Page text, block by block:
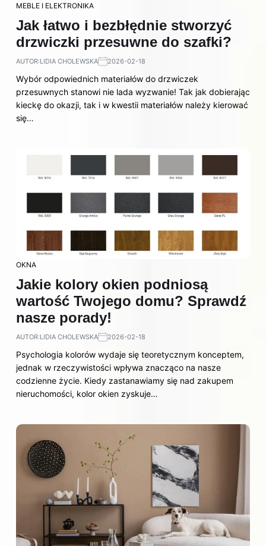
MEBLE I ELEKTRONIKA
Jak łatwo i bezbłędnie stworzyć
drzwiczki przesuwne do szafki?
AUTOR:LIDIA CHOLEWSKA 2026-02-18
Wybór odpowiednich materiałów do drzwiczek
przesuwnych stanowi nie lada wyzwanie! Tak jak dobierając
kieckę do okazji, tak i w kwestii materiałów należy kierować
się…
OKNA
Jakie kolory okien podniosą
wartość Twojego domu? Sprawdź
nasze porady!
AUTOR:LIDIA CHOLEWSKA 2026-02-18
Psychologia kolorów wydaje się teoretycznym konceptem,
jednak w rzeczywistości wpływa znacząco na nasze
codzienne życie. Kiedy zastanawiamy się nad zakupem
nieruchomości, kolor okien zyskuje…